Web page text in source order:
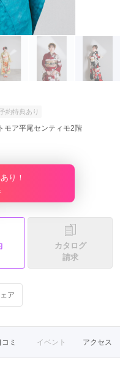
約特典あり
モア平尾センティモ2階
り！
カタログ
請求
ア
コミ イベント アクセス